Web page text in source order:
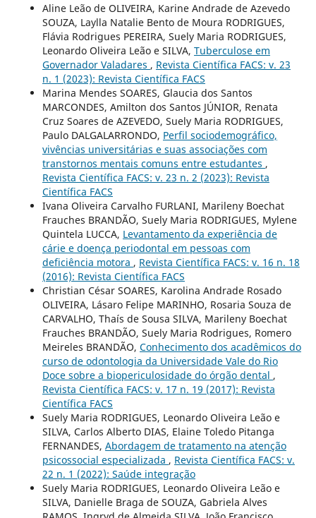
Aline Leão de OLIVEIRA, Karine Andrade de Azevedo
SOUZA, Laylla Natalie Bento de Moura RODRIGUES,
Flávia Rodrigues PEREIRA, Suely Maria RODRIGUES,
Leonardo Oliveira Leão e SILVA, Tuberculose em
Governador Valadares , Revista Científica FACS: v. 23
n. 1 (2023): Revista Científica FACS
Marina Mendes SOARES, Glaucia dos Santos
MARCONDES, Amilton dos Santos JÚNIOR, Renata
Cruz Soares de AZEVEDO, Suely Maria RODRIGUES,
Paulo DALGALARRONDO, Perfil sociodemográfico,
vivências universitárias e suas associações com
transtornos mentais comuns entre estudantes ,
Revista Científica FACS: v. 23 n. 2 (2023): Revista
Científica FACS
Ivana Oliveira Carvalho FURLANI, Marileny Boechat
Frauches BRANDÃO, Suely Maria RODRIGUES, Mylene
Quintela LUCCA, Levantamento da experiência de
cárie e doença periodontal em pessoas com
deficiência motora , Revista Científica FACS: v. 16 n. 18
(2016): Revista Científica FACS
Christian César SOARES, Karolina Andrade Rosado
OLIVEIRA, Lásaro Felipe MARINHO, Rosaria Souza de
CARVALHO, Thaís de Sousa SILVA, Marileny Boechat
Frauches BRANDÃO, Suely Maria Rodrigues, Romero
Meireles BRANDÃO, Conhecimento dos acadêmicos do
curso de odontologia da Universidade Vale do Rio
Doce sobre a biopericulosidade do órgão dental ,
Revista Científica FACS: v. 17 n. 19 (2017): Revista
Científica FACS
Suely Maria RODRIGUES, Leonardo Oliveira Leão e
SILVA, Carlos Alberto DIAS, Elaine Toledo Pitanga
FERNANDES, Abordagem de tratamento na atenção
psicossocial especializada , Revista Científica FACS: v.
22 n. 1 (2022): Saúde integração
Suely Maria RODRIGUES, Leonardo Oliveira Leão e
SILVA, Danielle Braga de SOUZA, Gabriela Alves